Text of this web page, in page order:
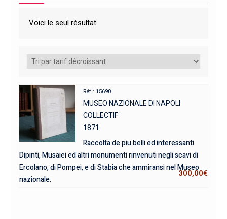
Voici le seul résultat
Réf : 15690
MUSEO NAZIONALE DI NAPOLI
COLLECTIF
1871
Raccolta de piu belli ed interessanti
Dipinti, Musaiei ed altri monumenti rinvenuti negli scavi di
Ercolano, di Pompei, e di Stabia che ammiransi nel Museo
nazionale.
300,00€